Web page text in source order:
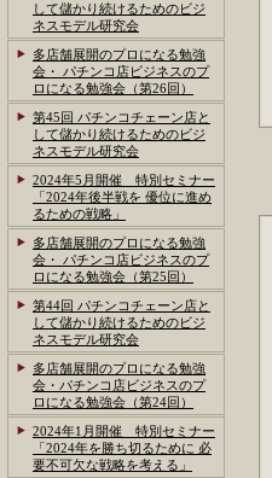
して儲かり続けるためのビジ
ネスモデル研究会
多店舗展開のプロになる勉強
会・ パチンコ店ビジネスのプ
ロになる勉強会（第26回）
第45回 パチンコチェーン店と
して儲かり続けるためのビジ
ネスモデル研究会
2024年5月開催 特別セミナー
「2024年後半戦を 優位に進め
るための戦略」
多店舗展開のプロになる勉強
会・ パチンコ店ビジネスのプ
ロになる勉強会（第25回）
第44回 パチンコチェーン店と
して儲かり続けるためのビジ
ネスモデル研究会
多店舗展開のプロになる勉強
会・パチンコ店ビジネスのプ
ロになる勉強会（第24回）
2024年1月開催 特別セミナー
「2024年を勝ち切るために 必
要不可欠な戦略を考える」